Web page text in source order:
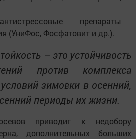
препараты
(УниФос, Фосфатовит и др.).
– это устойчивость
против комплекса
зимовки в осенний,
периоды их жизни.
приводит к недобору
дополнительных больших